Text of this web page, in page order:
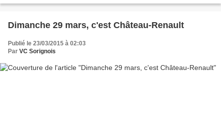
Dimanche 29 mars, c'est Château-Renault
Publié le 23/03/2015 à 02:03
Par VC Sorignois